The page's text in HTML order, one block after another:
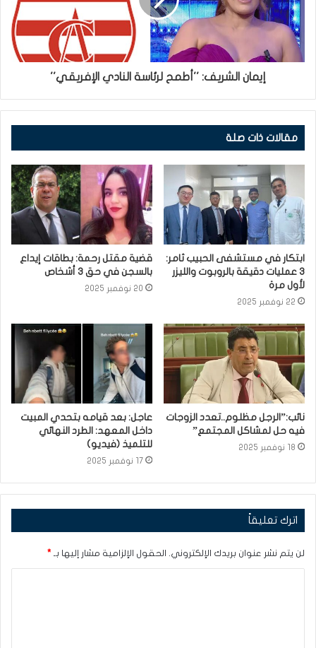
إيمان الشريف: ''أطمح لرئاسة النادي الإفريقي''
مقالات ذات صلة
ابتكار في مستشفى الحبيب ثامر:
3 عمليات دقيقة بالروبوت والليزر
لأول مرة
22 نوفمبر 2025
قضية مقتل رحمة: بطاقات إيداع
بالسجن في حق 3 أشخاص
20 نوفمبر 2025
نائب:”الرجل مظلوم..تعدد الزوجات
فيه حل لمشاكل المجتمع”
18 نوفمبر 2025
عاجل: بعد قيامه بتحدي المبيت
داخل المعهد: الطرد النهائي
للتلميذ (فيديو)
17 نوفمبر 2025
اترك تعليقاً
لن يتم نشر عنوان بريدك الإلكتروني. الحقول الإلزامية مشار إليها بـ *